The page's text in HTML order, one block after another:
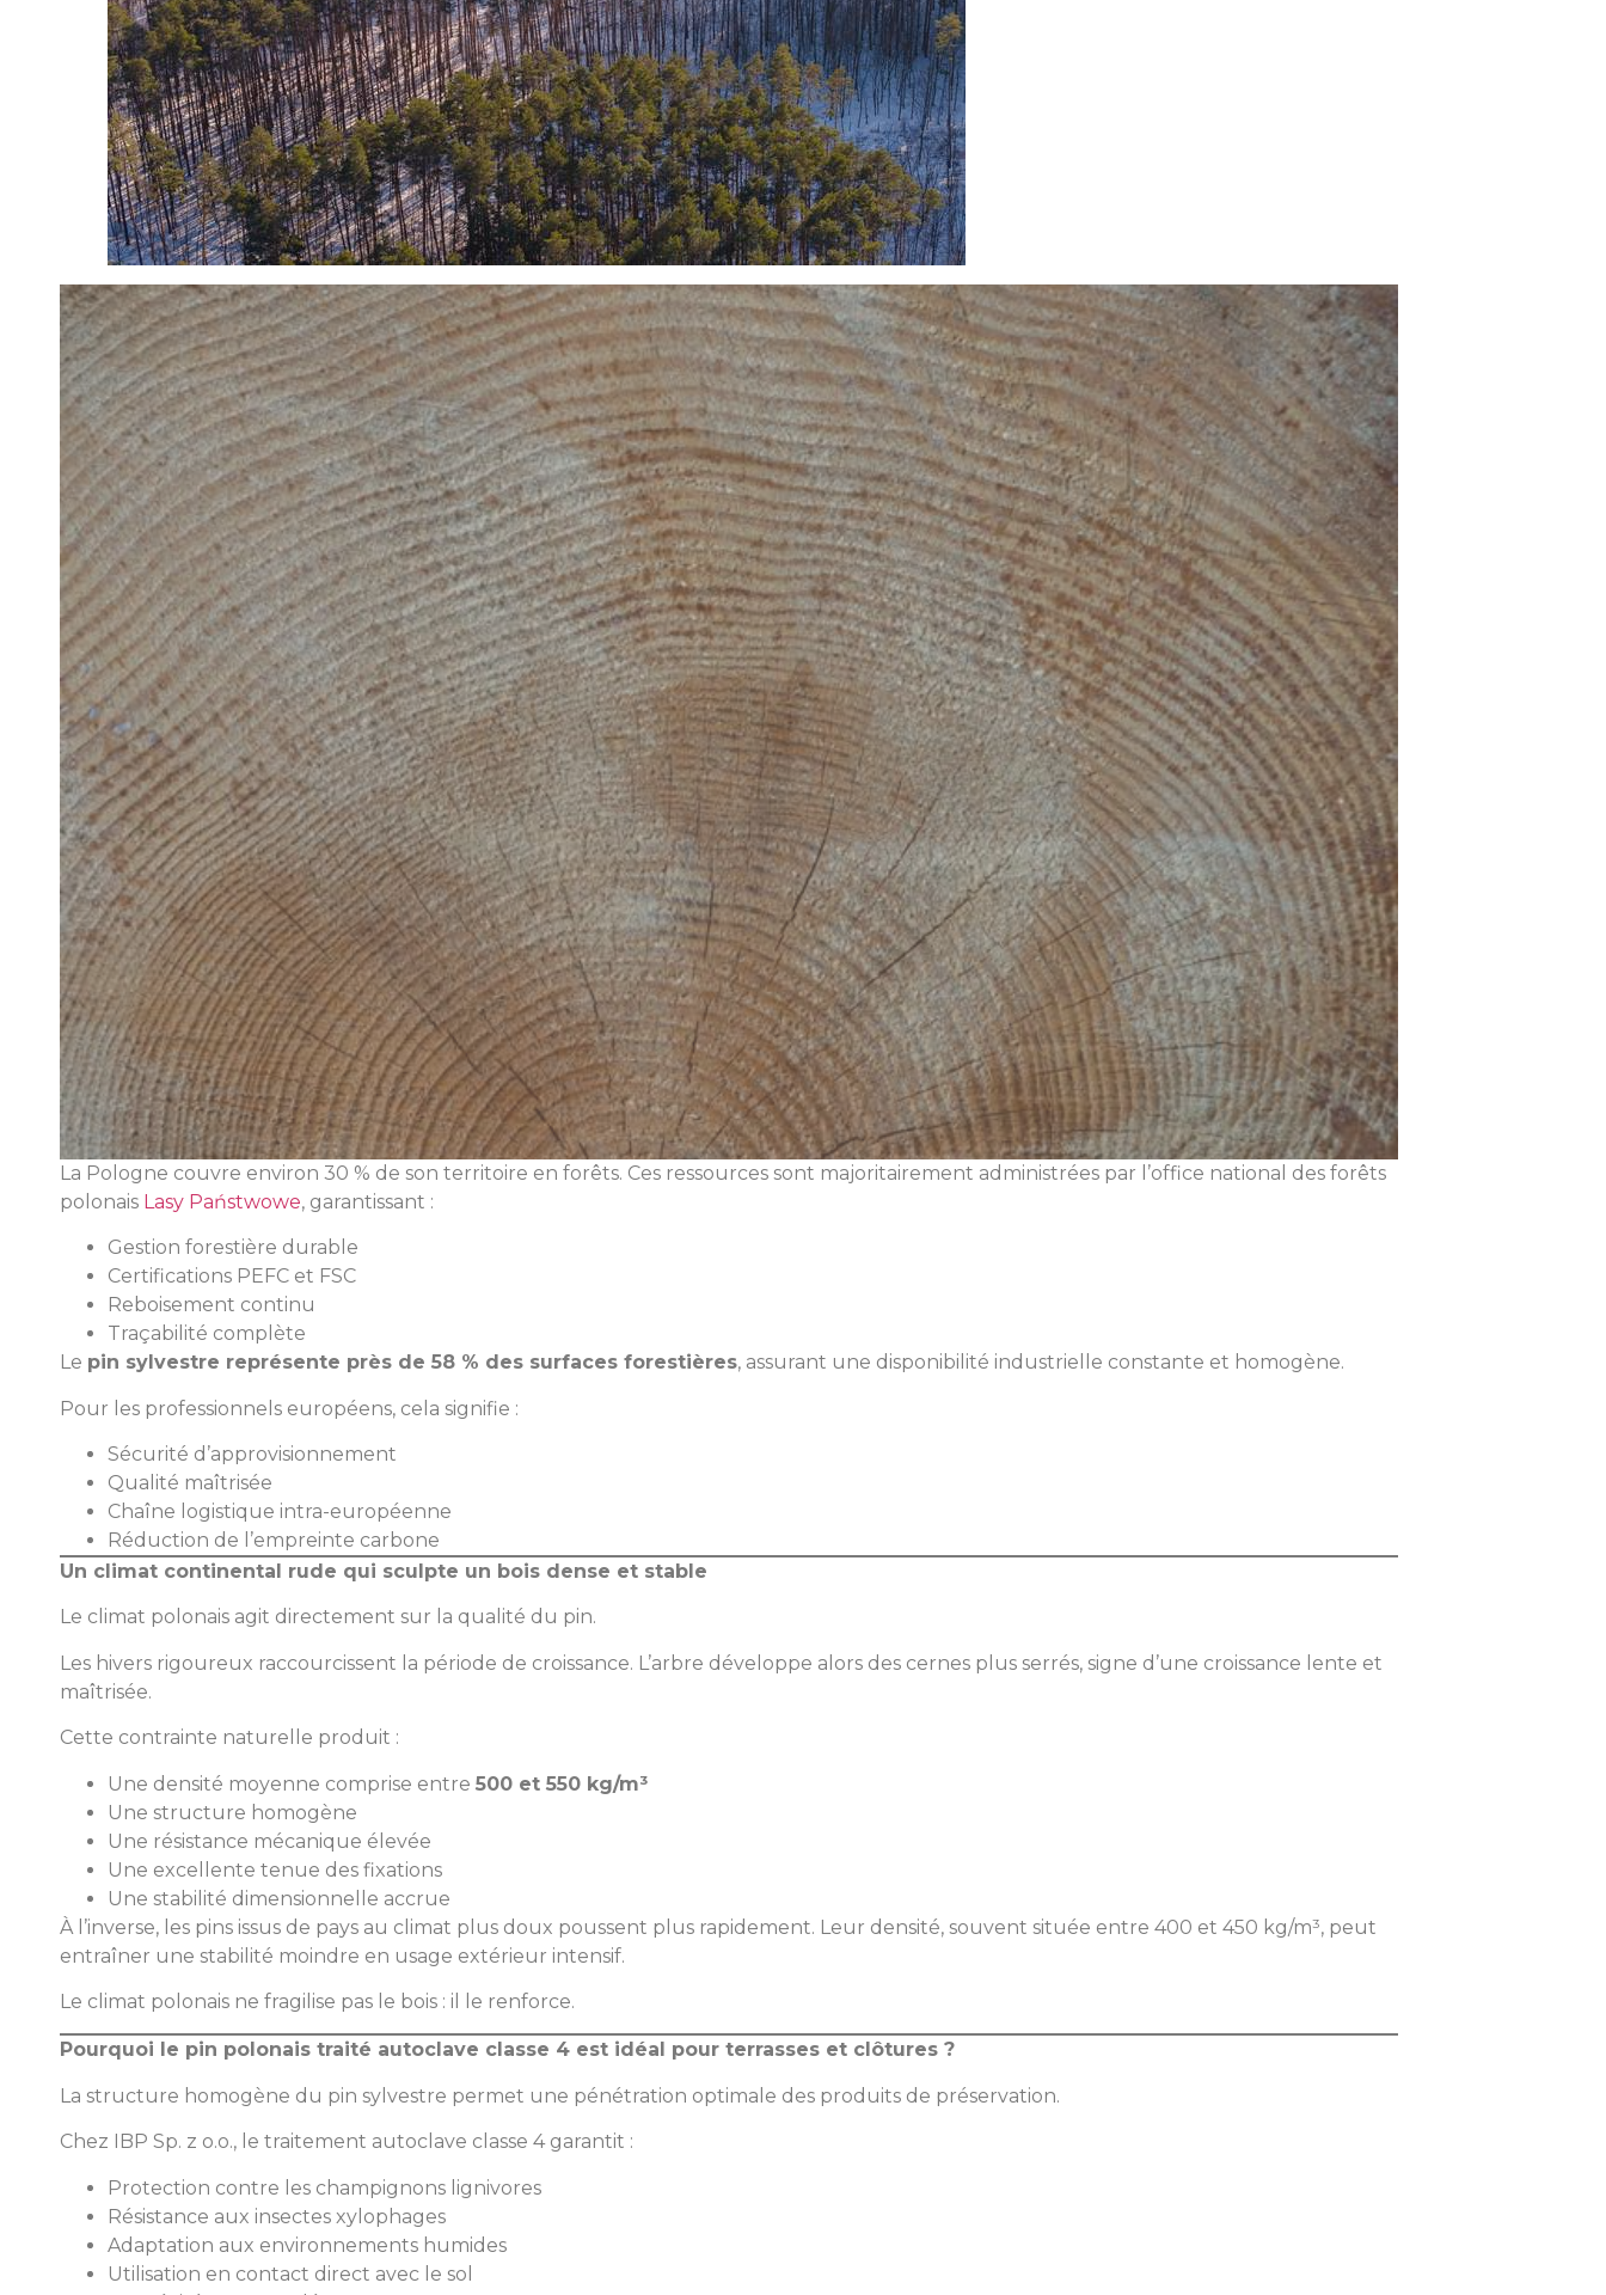
La Pologne couvre environ 30 % de son territoire en forêts. Ces ressources sont majoritairement administrées par l’office national des forêts
polonais Lasy Państwowe, garantissant :
Gestion forestière durable
Certifications PEFC et FSC
Reboisement continu
Traçabilité complète
Le pin sylvestre représente près de 58 % des surfaces forestières, assurant une disponibilité industrielle constante et homogène.
Pour les professionnels européens, cela signifie :
Sécurité d’approvisionnement
Qualité maîtrisée
Chaîne logistique intra-européenne
Réduction de l’empreinte carbone
Un climat continental rude qui sculpte un bois dense et stable
Le climat polonais agit directement sur la qualité du pin.
Les hivers rigoureux raccourcissent la période de croissance. L’arbre développe alors des cernes plus serrés, signe d’une croissance lente et
maîtrisée.
Cette contrainte naturelle produit :
Une densité moyenne comprise entre 500 et 550 kg/m³
Une structure homogène
Une résistance mécanique élevée
Une excellente tenue des fixations
Une stabilité dimensionnelle accrue
À l’inverse, les pins issus de pays au climat plus doux poussent plus rapidement. Leur densité, souvent située entre 400 et 450 kg/m³, peut
entraîner une stabilité moindre en usage extérieur intensif.
Le climat polonais ne fragilise pas le bois : il le renforce.
Pourquoi le pin polonais traité autoclave classe 4 est idéal pour terrasses et clôtures ?
La structure homogène du pin sylvestre permet une pénétration optimale des produits de préservation.
Chez IBP Sp. z o.o., le traitement autoclave classe 4 garantit :
Protection contre les champignons lignivores
Résistance aux insectes xylophages
Adaptation aux environnements humides
Utilisation en contact direct avec le sol